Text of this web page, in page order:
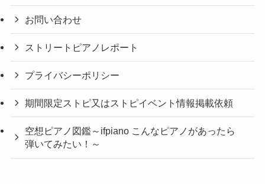
お問い合わせ
ストリートピアノレポート
プライバシーポリシー
期間限定ストピ又はストピイベント情報掲載依頼
空想ピアノ図鑑～ifpiano こんなピアノがあったら
弾いてみたい！～